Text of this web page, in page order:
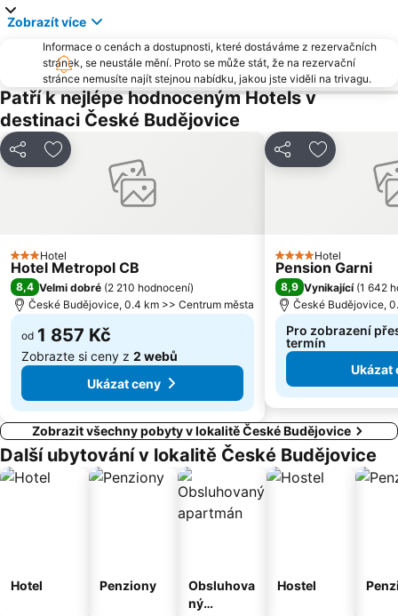
Zobrazít více
Informace o cenách a dostupnosti, které dostáváme z rezervačních
stránek, se neustále mění. Proto se může stát, že na rezervační
stránce nemusíte najít stejnou nabídku, jakou jste viděli na trivagu.
Patří k nejlépe hodnoceným Hotels v
destinaci České Budějovice
Sdílet Přidat na seznam oblíbených hotelů
3 Počet hvězdiček
Hotel
Hotel Metropol CB
8,4 Velmi dobré (2 210 hodnocení)
České Budějovice, 0.4 km >> Centrum města
od 1 857 Kč
Zobrazte si ceny z 2 webů
Ukázat ceny
Sdílet Přidat na
4 Počet hvězdiček
Hotel
Pension Garni
8,9 Vynikající (1 642
České Budějovice,
Pro zobrazení
termín
Ukázat
Zobrazit všechny pobyty v lokalitě České Budějovice
Další ubytování v lokalitě České Budějovice
Hotel Penziony
Obsluhova
ný
Hostel